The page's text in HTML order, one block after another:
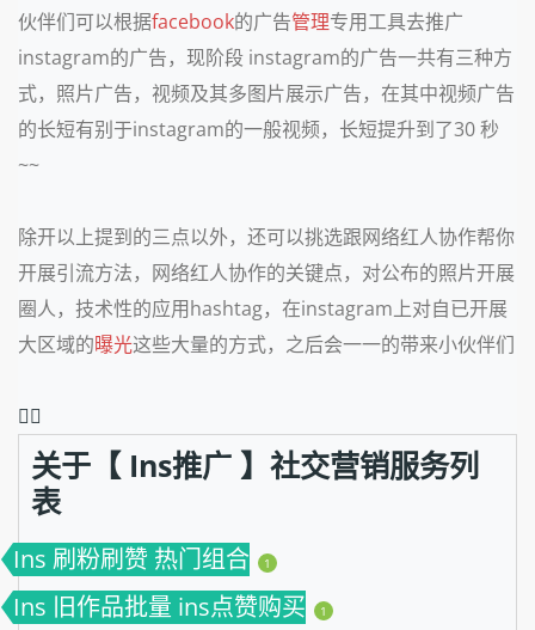
伙伴们可以根据facebook的广告管理专用工具去推广
instagram的广告，现阶段 instagram的广告一共有三种方
式，照片广告，视频及其多图片展示广告，在其中视频广告
的长短有别于instagram的一般视频，长短提升到了30 秒
~~
除开以上提到的三点以外，还可以挑选跟网络红人协作帮你
开展引流方法，网络红人协作的关键点，对公布的照片开展
圈人，技术性的应用hashtag，在instagram上对自已开展
大区域的曝光这些大量的方式，之后会一一的带来小伙伴们
❤️‍🔥
关于【 Ins推广 】社交营销服务列
表
Ins 刷粉刷赞 热门组合 1
Ins 旧作品批量 ins点赞购买 1